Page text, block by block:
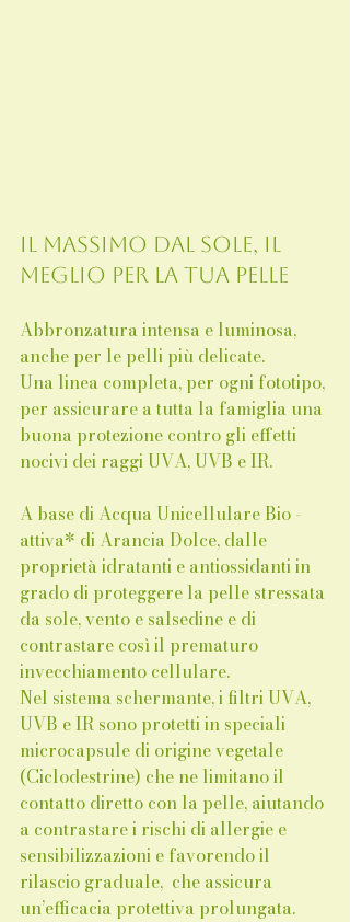
Il massimo dal sole, il
meglio per la tua pelle
Abbronzatura intensa e luminosa,
anche per le pelli più delicate.
Una linea completa, per ogni fototipo,
per assicurare a tutta la famiglia una
buona protezione contro gli effetti
nocivi dei raggi UVA, UVB e IR.
A base di Acqua Unicellulare Bio -
attiva* di Arancia Dolce, dalle
proprietà idratanti e antiossidanti in
grado di proteggere la pelle stressata
da sole, vento e salsedine e di
contrastare così il prematuro
invecchiamento cellulare.
Nel sistema schermante, i filtri UVA,
UVB e IR sono protetti in speciali
microcapsule di origine vegetale
(Ciclodestrine) che ne limitano il
contatto diretto con la pelle, aiutando
a contrastare i rischi di allergie e
sensibilizzazioni e favorendo il
rilascio graduale,  che assicura
un’efficacia protettiva prolungata.